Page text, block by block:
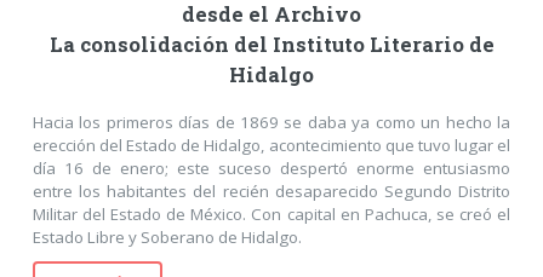
desde el Archivo
La consolidación del Instituto Literario de
Hidalgo
Hacia los primeros días de 1869 se daba ya como un hecho la
erección del Estado de Hidalgo, acontecimiento que tuvo lugar el
día 16 de enero; este suceso despertó enorme entusiasmo
entre los habitantes del recién desaparecido Segundo Distrito
Militar del Estado de México. Con capital en Pachuca, se creó el
Estado Libre y Soberano de Hidalgo.